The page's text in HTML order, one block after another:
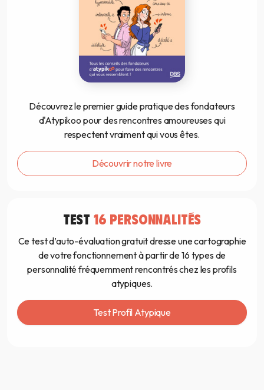
Découvrez le premier guide pratique des fondateurs
d'Atypikoo pour des rencontres amoureuses qui
respectent vraiment qui vous êtes.
Découvrir notre livre
TEST 16 PERSONNALITÉS
Ce test d’auto-évaluation gratuit dresse une cartographie
de votre fonctionnement à partir de 16 types de
personnalité fréquemment rencontrés chez les profils
atypiques.
Test Profil Atypique